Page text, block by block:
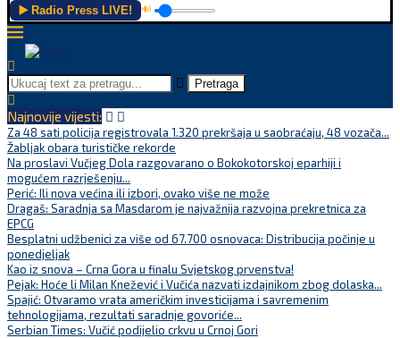
▶️ Radio Press LIVE! 🔊
Pretraga
Najnovije vijesti:
Za 48 sati policija registrovala 1.320 prekršaja u saobraćaju, 48 vozača...
Žabljak obara turističke rekorde
Na proslavi Vučjeg Dola razgovarano o Bokokotorskoj eparhiji i
mogućem razrješenju...
Perić: Ili nova većina ili izbori, ovako više ne može
Dragaš: Saradnja sa Masdarom je najvažnija razvojna prekretnica za
EPCG
Besplatni udžbenici za više od 67.700 osnovaca: Distribucija počinje u
ponedjeljak
Kao iz snova – Crna Gora u finalu Svjetskog prvenstva!
Pejak: Hoće li Milan Knežević i Vučića nazvati izdajnikom zbog dolaska...
Spajić: Otvaramo vrata američkim investicijama i savremenim
tehnologijama, rezultati saradnje govoriće...
Serbian Times: Vučić podijelio crkvu u Crnoj Gori